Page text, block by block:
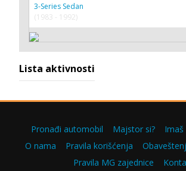
3-Series Sedan
(1983 - 1992)
Lista aktivnosti
Pronađi automobil Majstor si? Imaš
O nama
Pravila korišćenja
Pravila MG zajednice